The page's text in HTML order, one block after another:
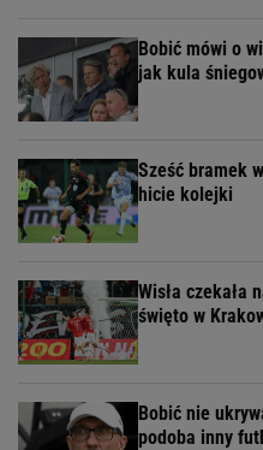
Bobić mówi o
jak kula
Sześć bramek
hicie kolejki
Wisła czekała
święto w
Bobić nie
podoba inny